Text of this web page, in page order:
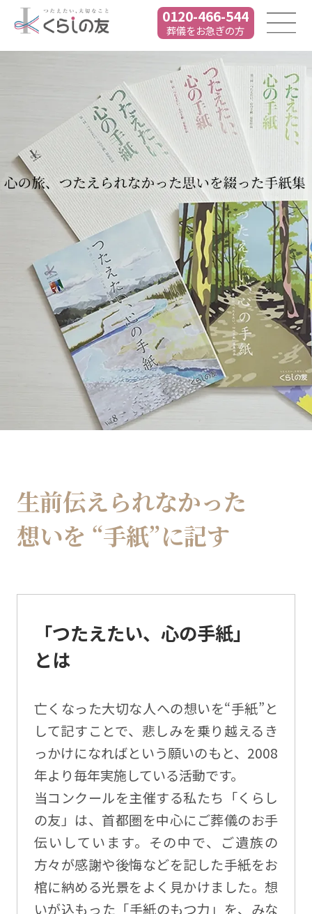
0120-466-544
葬儀をお急ぎの方
生前伝えられなかった
想いを “手紙”に記す
「つたえたい、心の手紙」
とは
亡くなった大切な人への想いを“手紙”と
して記すことで、悲しみを乗り越えるき
っかけになればという願いのもと、2008
年より毎年実施している活動です。
当コンクールを主催する私たち「くらし
の友」は、首都圏を中心にご葬儀のお手
伝いしています。その中で、ご遺族の
方々が感謝や後悔などを記した手紙をお
棺に納める光景をよく見かけました。想
いが込もった「手紙のもつ力」を、みな